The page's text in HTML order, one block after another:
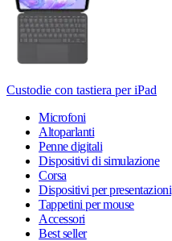
Custodie con tastiera per iPad
Microfoni
Altoparlanti
Penne digitali
Dispositivi di simulazione
Corsa
Dispositivi per presentazioni
Tappetini per mouse
Accessori
Best seller